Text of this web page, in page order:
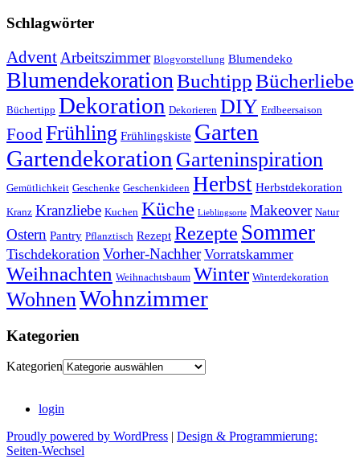
Schlagwörter
Advent Arbeitszimmer Blogvorstellung Blumendeko
Blumendekoration BuchtippBücherliebe
Büchertipp Dekoration Dekorieren DIY Erdbeersaison
FoodFrühling Frühlingskiste Garten
Gartendekoration Garteninspiration
Gemütlichkeit Geschenke Geschenkideen Herbst Herbstdekoration
Kranz Kranzliebe Kuchen Küche Lieblingsorte Makeover Natur
Ostern Pantry Pflanztisch Rezept Rezepte Sommer
Tischdekoration Vorher-Nachher Vorratskammer
Weihnachten Weihnachtsbaum Winter Winterdekoration
WohnenWohnzimmer
Kategorien
Kategorien
login
Proudly powered by WordPress
Design & Programmierung:
Seiten-Wechsel